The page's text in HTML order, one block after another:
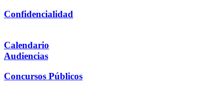
Confidencialidad
Calendario
Audiencias
Concursos Públicos